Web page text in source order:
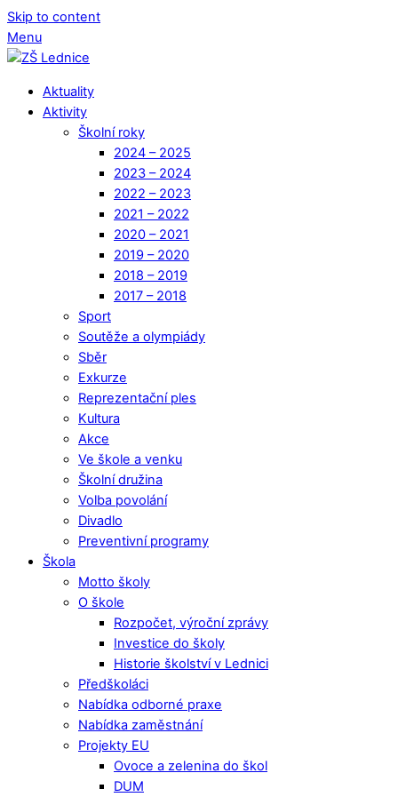
Skip to content
Menu
Aktuality
Aktivity
Školní roky
2024 – 2025
2023 – 2024
2022 – 2023
2021 – 2022
2020 – 2021
2019 – 2020
2018 – 2019
2017 – 2018
Sport
Soutěže a olympiády
Sběr
Exkurze
Reprezentační ples
Kultura
Akce
Ve škole a venku
Školní družina
Volba povolání
Divadlo
Preventivní programy
Škola
Motto školy
O škole
Rozpočet, výroční zprávy
Investice do školy
Historie školství v Lednici
Předškoláci
Nabídka odborné praxe
Nabídka zaměstnání
Projekty EU
Ovoce a zelenina do škol
DUM